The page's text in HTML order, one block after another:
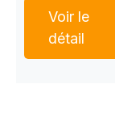
Voir le
détail